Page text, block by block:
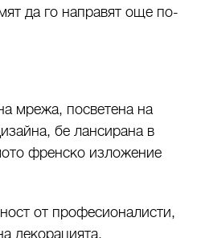
да го направят още по-
мрежа, посветена на
бе лансирана в
френско изложение
от професионалисти,
декорацията,